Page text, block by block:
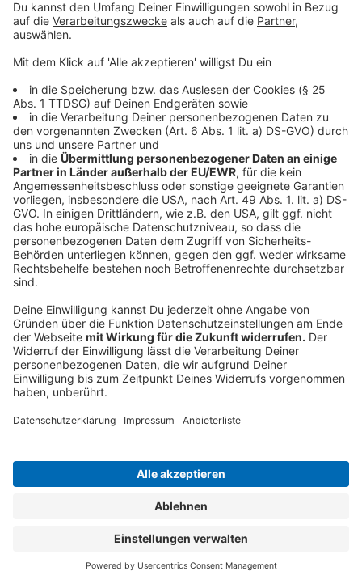
©Copyright: Netflix
Der Bunker ist luxuriös gestaltet. Doch Misstrauen und
alte Konflikte bedrohen die Gesellschaft unter der
Erde.
Anzeige
© Copyright: Netflix
Die Stimmung im Bunker ist angespannt und schon
bald sind Leben in Gefahr.
Anzeige